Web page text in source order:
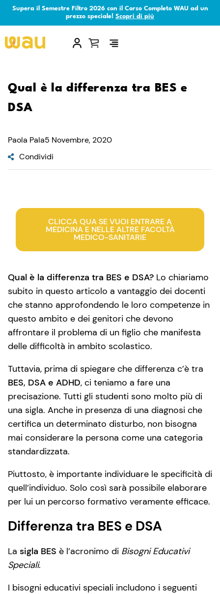
Supera il Semestre Filtro 2026 con il Corso Completo WAU ad un
prezzo speciale! Scopri di più
×
Qual è la differenza tra BES e
DSA
Paola Pala5 Novembre, 2020
Condividi
CLICCA QUA SE VUOI ENTRARE A
MEDICINA E NELLE ALTRE FACOLTÀ
MEDICO-SANITARIE
Qual è la differenza tra BES e DSA? Lo chiariamo
subito in questo articolo a vantaggio dei docenti
che stanno approfondendo le loro competenze in
questo ambito e dei genitori che devono
affrontare il problema di un figlio che manifesta
delle difficoltà in ambito scolastico.
Tuttavia, prima di spiegare che differenza c’è tra
BES, DSA e ADHD, ci teniamo a fare una
precisazione. Tutti gli studenti sono molto più di
una sigla. Anche in presenza di una diagnosi che
certifica un determinato disturbo, non bisogna
mai considerare la persona come una categoria
standardizzata.
Piuttosto, è importante individuare le specificità di
quell’individuo. Solo così sarà possibile elaborare
per lui un percorso formativo veramente efficace.
Differenza tra BES e DSA
La sigla BES è l’acronimo di Bisogni Educativi
Speciali.
I bisogni educativi speciali includono i seguenti